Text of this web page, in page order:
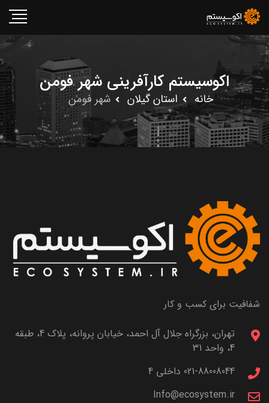
اکوسیستم کارآفرینی شهر فومن
خانه استان گيلان شهر فومن
شفافیت برای کسب و کار
تهران، بزرگراه جلال آل احمد، خیابان پروانه، پلاک 4، طبقه
4، واحد 31
021-88008044 داخلی 4
Info@ecosystem.ir